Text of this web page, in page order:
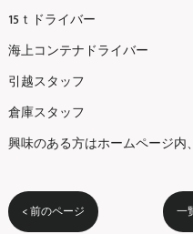
15ｔドライバー
海上コンテナドライバー
引越スタッフ
倉庫スタッフ
興味のある方はホームページ内
< 前のページ 一